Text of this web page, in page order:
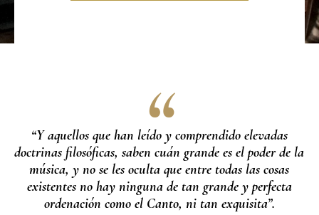
“Y aquellos que han leído y comprendido elevadas
doctrinas filosóficas, saben cuán grande es el poder de la
música, y no se les oculta que entre todas las cosas
existentes no hay ninguna de tan grande y perfecta
ordenación como el Canto, ni tan exquisita”.